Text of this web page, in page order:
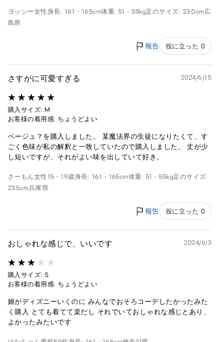
ヨッシー女性身長: 161 - 165cm体重: 51 - 55kg足のサイズ: 23.0cm広
島県
報告 役に立った 0
さすがに可愛すぎる 2024/6/15
購入サイズ: M
お客様の着用感: ちょうどよい
ベージュ？を購入しました。 某魔法界の生徒になりたくて、す
ごく色味が私の解釈と一致していたので購入しました。 丈が少
し短いですが、それがよい味を出していて好き。
さーもん女性 15 - 19歳身長: 161 - 165cm体重: 51 - 55kg足のサイズ:
23.5cm兵庫県
報告 役に立った 0
おしゃれな感じで、いいです 2024/6/3
購入サイズ: S
お客様の着用感: ちょうどよい
娘がディズニーいくのに みんなでおそろコーデしたかったみた
く購入 とても着てて楽だし それでいておしゃれな感じとあり、
よかったみたいです